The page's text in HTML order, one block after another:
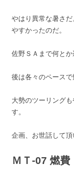
やはり異常な暑さ
やすかったのだ。
佐野ＳＡまで何とか
後は各々のペースで
大勢のツーリング
す。
企画、お世話して頂
ＭＴ-07 燃費